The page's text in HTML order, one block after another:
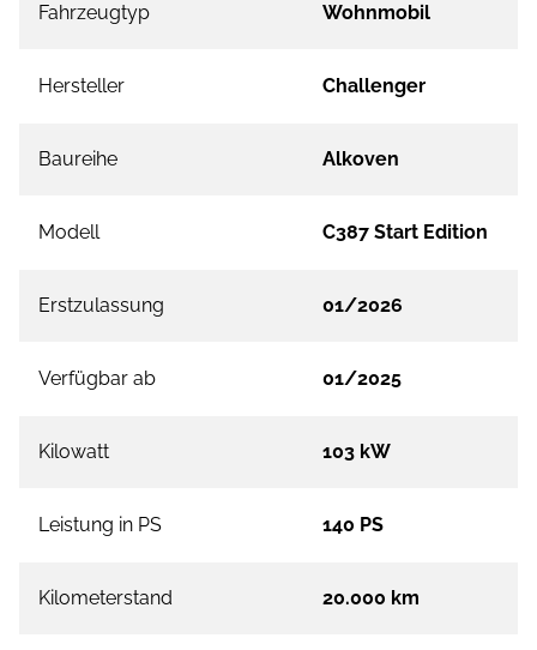
Fahrzeugtyp Wohnmobil
Hersteller Challenger
Baureihe Alkoven
Modell C387 Start Edition
Erstzulassung 01/2026
Verfügbar ab 01/2025
Kilowatt 103 kW
Leistung in PS 140 PS
Kilometerstand 20.000 km